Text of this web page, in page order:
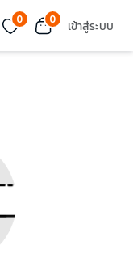
0 0 เข้าสู่ระบบ